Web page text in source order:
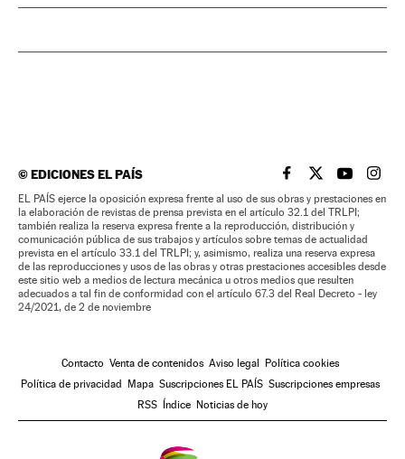
©EDICIONES EL PAÍS EL PAÍS BRASIL EN
EL PAÍSEL PAÍS
EL
EL PAÍS ejerce la oposición expresa frente al uso de sus obras y prestaciones en
la elaboración de revistas de prensa prevista en el artículo 32.1 del TRLPI;
también realiza la reserva expresa frente a la reproducción, distribución y
comunicación pública de sus trabajos y artículos sobre temas de actualidad
prevista en el artículo 33.1 del TRLPI; y, asimismo, realiza una reserva expresa
de las reproducciones y usos de las obras y otras prestaciones accesibles desde
este sitio web a medios de lectura mecánica u otros medios que resulten
adecuados a tal fin de conformidad con el artículo 67.3 del Real Decreto - ley
24/2021, de 2 de noviembre
Contacto Venta de contenidos Aviso legal
Política cookies
Política de privacidad
Mapa Suscripciones EL PAÍS Suscripciones empresas
RSS
Índice Noticias de hoy